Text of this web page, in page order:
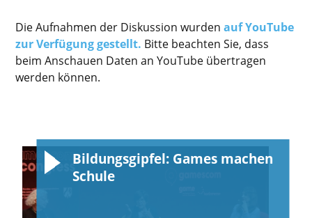
Die Aufnahmen der Diskussion wurden auf YouTube
zur Verfügung gestellt. Bitte beachten Sie, dass
beim Anschauen Daten an YouTube übertragen
werden können.
Bildungsgipfel: Games machen
Schule